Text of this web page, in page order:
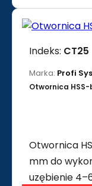
Indeks: CT25
Marka: Profi
Otwornica HSS-
Otwornica
mm do
uzębienie